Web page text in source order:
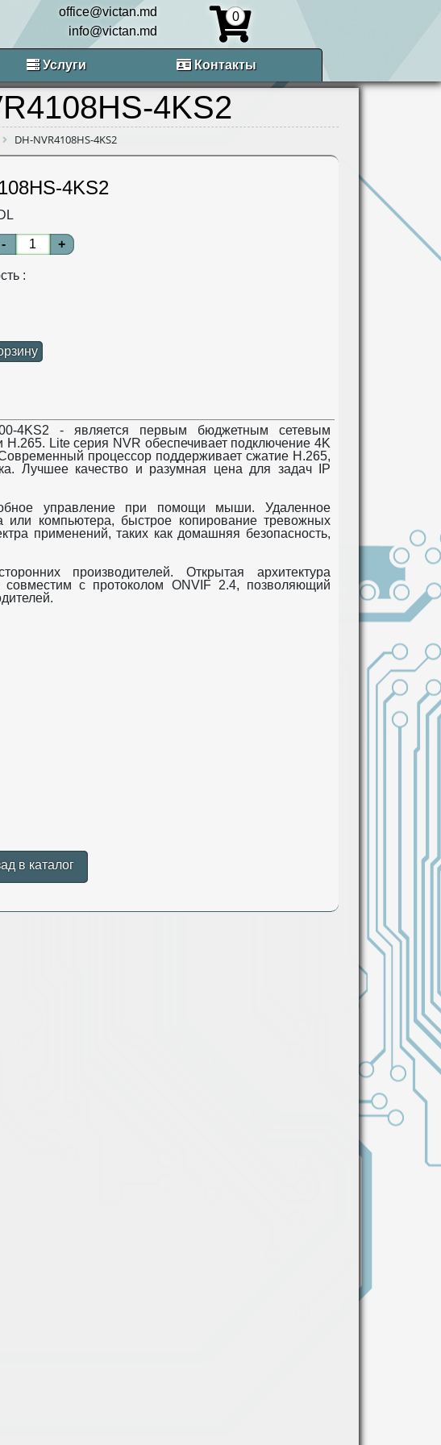
office@victan.md
info@victan.md
0
Услуги Контакты
4KS2
DH-NVR4108HS-4KS2
4KS2
- +
:
4KS2 - является первым бюджетным сетевым
Lite серия NVR обеспечивает подключение 4K
процессор поддерживает сжатие H.265,
Лучшее качество и разумная цена для задач IP
управление при помощи мыши. Удаленное
компьютера, быстрое копирование тревожных
применений, таких как домашняя безопасность,
производителей. Открытая архитектура
совместим с протоколом ONVIF 2.4, позволяющий
в каталог